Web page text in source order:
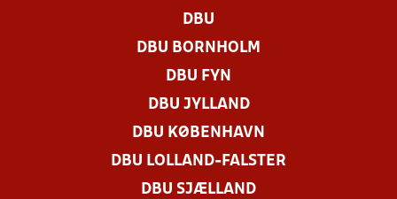
DBU
DBU BORNHOLM
DBU FYN
DBU JYLLAND
DBU KØBENHAVN
DBU LOLLAND-FALSTER
DBU SJÆLLAND